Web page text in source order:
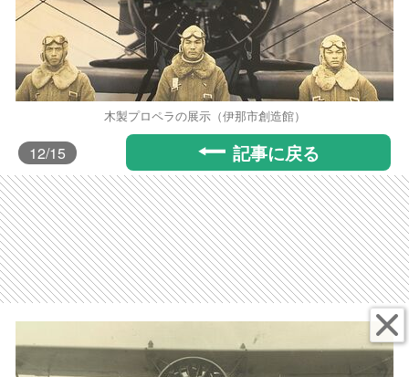
木製プロペラの展示（伊那市創造館）
12/15 記事に戻る